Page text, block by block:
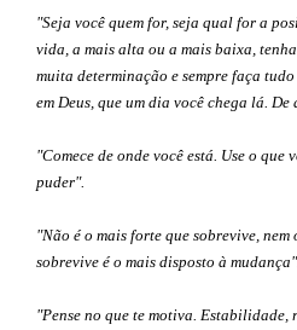
"Seja você quem for, seja qual for a
vida, a mais alta ou a mais baixa,
muita determinação e sempre faça
em Deus, que um dia você chega lá.
"Comece de onde você está. Use o que
puder".
"Não é o mais forte que sobrevive,
sobrevive é o mais disposto à mudança".
"Pense no que te motiva.